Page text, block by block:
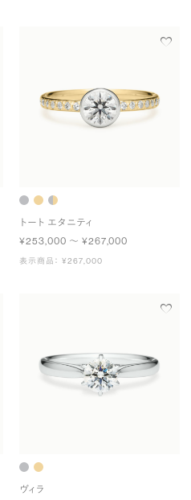
トート エタニティ
¥253,000 〜 ¥267,000
表示商品： ¥267,000
ヴィラ